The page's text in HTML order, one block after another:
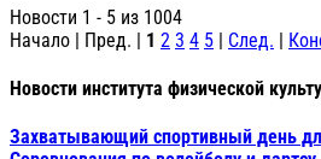
Новости 1 - 5 из 1004
Начало | Пред. | 1 2 3 4 5 | След. |
Новости института физической
Захватывающий спортивный день